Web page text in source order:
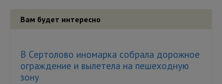
Вам будет интересно
В Сертолово иномарка собрала дорожное
ограждение и вылетела на пешеходную
зону